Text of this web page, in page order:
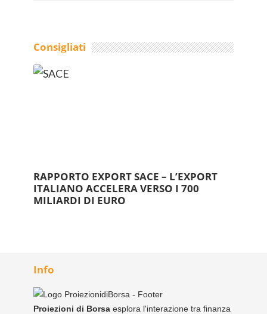
Consigliati
RAPPORTO EXPORT SACE – L’EXPORT
ITALIANO ACCELERA VERSO I 700
MILIARDI DI EURO
Info
Proiezioni di Borsa esplora l'interazione tra finanza